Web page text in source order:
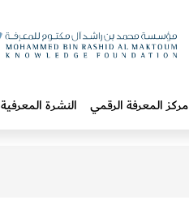
مركز المعرفة الرقمي النشرة المعرفية